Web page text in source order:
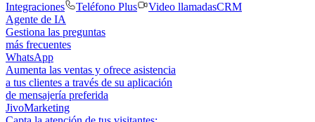
Integraciones
Teléfono Plus Video llamadasCRM
Agente de IA
Gestiona las preguntas
más frecuentes
WhatsApp
Aumenta las ventas y ofrece asistencia
a tus clientes a través de su aplicación
de mensajería preferida
JivoMarketing